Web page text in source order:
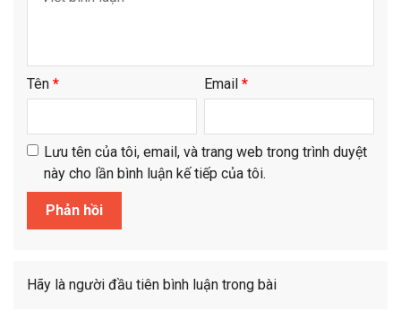
Tên * Email *
Lưu tên của tôi, email, và trang web trong trình duyệt
này cho lần bình luận kế tiếp của tôi.
Hãy là người đầu tiên bình luận trong bài